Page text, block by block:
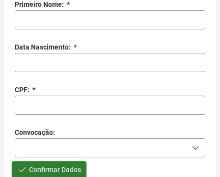
Primeiro Nome: *
Data Nascimento: *
CPF: *
Convocação:
Confirmar Dados